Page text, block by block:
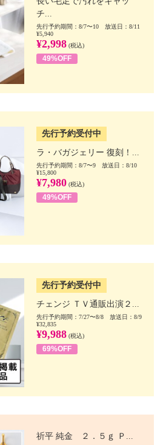
チ...
先行予約期間：8/7〜10 放送日：8/11
¥5,940
¥2,998 (税込)
49%OFF
先行予約受付中
ラ・バガジェリー 復刻！...
先行予約期間：8/7〜9 放送日：8/10
¥15,800
¥7,980 (税込)
49%OFF
先行予約受付中
チェンジ ＴＶ通販出演２...
先行予約期間：7/27〜8/8 放送日：8/9
¥32,835
¥9,988 (税込)
69%OFF
祈平 純金 ２．５ｇ Ｐ...